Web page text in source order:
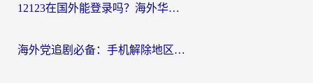
12123在国外能登录吗？海外华人必看的回国加速实用指南
海外党追剧必备：手机解除地区限制app怎么选？解决央视视频&国内剧地区限制全指南